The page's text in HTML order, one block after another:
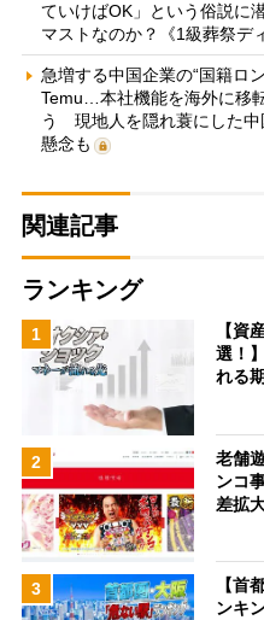
ていけばOK」という俗説に
マストなのか？《1級葬祭デ
急増する中国企業の“国籍ロ
Temu…本社機能を海外に移
う 現地人を隠れ蓑にした中
懸念も
関連記事
ランキング
1
【資
選！
れる
2
老舗
ンコ
差拡
3
【首
ンキ